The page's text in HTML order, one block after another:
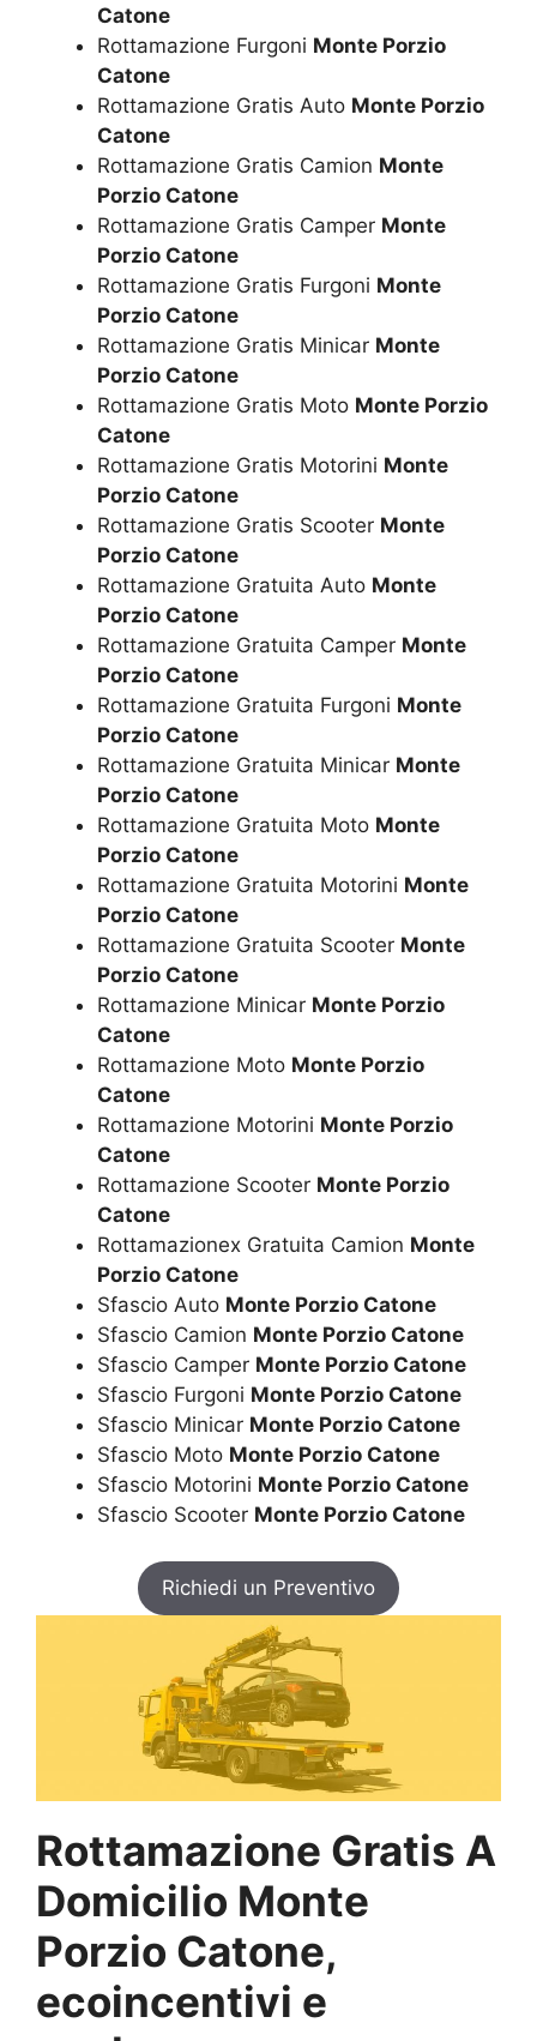
Catone
Rottamazione Furgoni Monte Porzio
Catone
Rottamazione Gratis Auto Monte Porzio
Catone
Rottamazione Gratis Camion Monte
Porzio Catone
Rottamazione Gratis Camper Monte
Porzio Catone
Rottamazione Gratis Furgoni Monte
Porzio Catone
Rottamazione Gratis Minicar Monte
Porzio Catone
Rottamazione Gratis Moto Monte Porzio
Catone
Rottamazione Gratis Motorini Monte
Porzio Catone
Rottamazione Gratis Scooter Monte
Porzio Catone
Rottamazione Gratuita Auto Monte
Porzio Catone
Rottamazione Gratuita Camper Monte
Porzio Catone
Rottamazione Gratuita Furgoni Monte
Porzio Catone
Rottamazione Gratuita Minicar Monte
Porzio Catone
Rottamazione Gratuita Moto Monte
Porzio Catone
Rottamazione Gratuita Motorini Monte
Porzio Catone
Rottamazione Gratuita Scooter Monte
Porzio Catone
Rottamazione Minicar Monte Porzio
Catone
Rottamazione Moto Monte Porzio
Catone
Rottamazione Motorini Monte Porzio
Catone
Rottamazione Scooter Monte Porzio
Catone
Rottamazionex Gratuita Camion Monte
Porzio Catone
Sfascio Auto Monte Porzio Catone
Sfascio Camion Monte Porzio Catone
Sfascio Camper Monte Porzio Catone
Sfascio Furgoni Monte Porzio Catone
Sfascio Minicar Monte Porzio Catone
Sfascio Moto Monte Porzio Catone
Sfascio Motorini Monte Porzio Catone
Sfascio Scooter Monte Porzio Catone
Richiedi un Preventivo
Rottamazione Gratis A
Domicilio Monte
Porzio Catone,
ecoincentivi e